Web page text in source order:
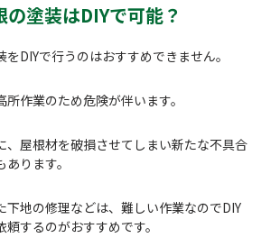
の塗装はDIYで可能？
をDIYで行うのはおすすめできません。
作業のため危険が伴います。
、屋根材を破損させてしまい新たな不具合
ります。
下地の修理などは、難しい作業なのでDIY
するのがおすすめです。